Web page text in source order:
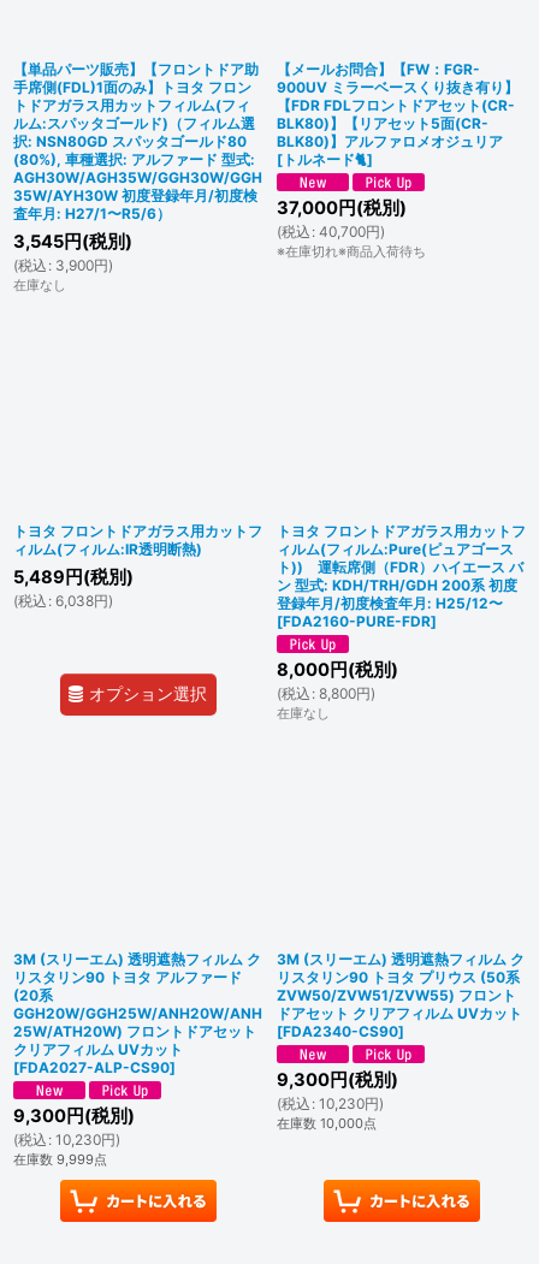
【単品パーツ販売】【フロントドア助
手席側(FDL)1面のみ】トヨタ フロン
トドアガラス用カットフィルム(フィ
ルム:スパッタゴールド)（フィルム選
択: NSN80GD スパッタゴールド80
(80%), 車種選択: アルファード 型式:
AGH30W/AGH35W/GGH30W/GGH
35W/AYH30W 初度登録年月/初度検
査年月: H27/1〜R5/6）
3,545円(税別)
(税込 : 3,900円)
在庫なし
【メールお問合】【FW：FGR-
900UV ミラーベースくり抜き有り】
【FDR FDLフロントドアセット(CR-
BLK80)】【リアセット5面(CR-
BLK80)】アルファロメオジュリア
[ トルネード🐈]
37,000円(税別)
(税込 : 40,700円)
※在庫切れ※商品入荷待ち
トヨタ フロントドアガラス用カットフ
ィルム(フィルム:IR透明断熱)
5,489 円(税別)
(税込 : 6,038円)
オプション選択
トヨタ フロントドアガラス用カットフ
ィルム(フィルム:Pure(ピュアゴース
ト)) 運転席側（FDR）ハイエース バ
ン 型式: KDH/TRH/GDH 200系 初度
登録年月/初度検査年月: H25/12〜
[FDA2160-PURE-FDR]
8,000円(税別)
(税込 : 8,800円)
在庫なし
3M (スリーエム) 透明遮熱フィルム ク
リスタリン90 トヨタ アルファード
(20系
GGH20W/GGH25W/ANH20W/ANH
25W/ATH20W) フロントドアセット
クリアフィルム UVカット
[FDA2027-ALP-CS90]
9,300円(税別)
(税込 : 10,230円)
在庫数 9,999点
3M (スリーエム) 透明遮熱フィルム ク
リスタリン90 トヨタ プリウス (50系
ZVW50/ZVW51/ZVW55) フロント
ドアセット クリアフィルム UVカット
[FDA2340-CS90]
9,300円(税別)
(税込 : 10,230円)
在庫数 10,000点